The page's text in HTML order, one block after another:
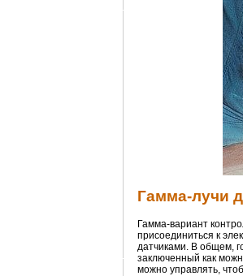
Гамма-лучи
Гамма-вариант
присоединиться к
датчиками. В общем,
заключенный как
можно управлять,